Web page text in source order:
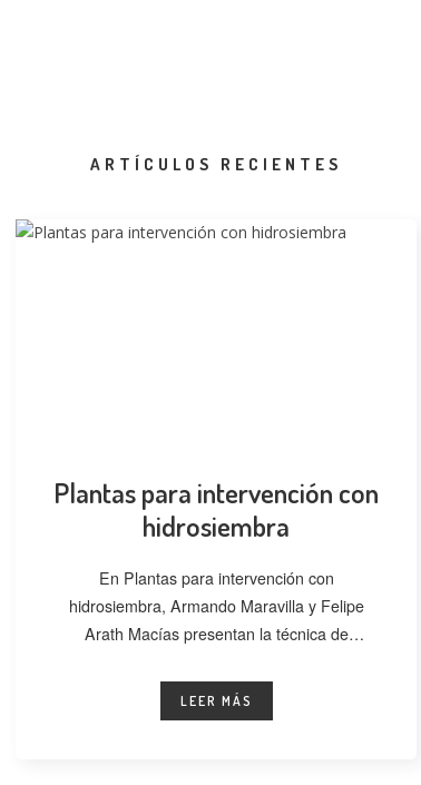
ARTÍCULOS RECIENTES
Plantas para intervención con
hidrosiembra
En Plantas para intervención con
hidrosiembra, Armando Maravilla y Felipe
Arath Macías presentan la técnica de
LEER MÁS